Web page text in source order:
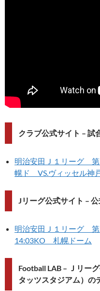
クラブ公式サイト – 試
明治安田Ｊ１リーグ
幌ド VS.ヴィッセル神
Jリーグ公式サイト –
明治安田Ｊ１リーグ
14:03KO 札幌ドーム
Football LAB – Ｊリー
タッツスタジアム）の